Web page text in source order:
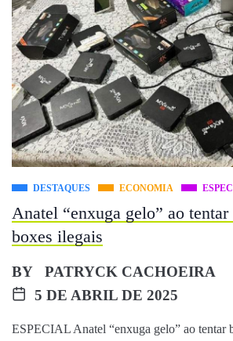
DESTAQUES ECONOMIA
Anatel “enxuga gelo” ao
boxes ilegais
BY
PATRYCK CACHOEIRA
5 DE ABRIL DE 2025
ESPECIAL Anatel “enxuga gelo” ao tentar